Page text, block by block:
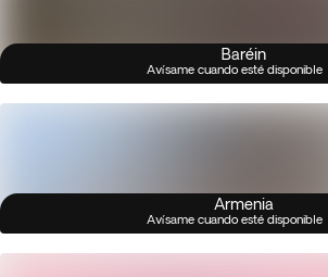
Baréin
Avísame cuando esté disponible
Armenia
Avísame cuando esté disponible